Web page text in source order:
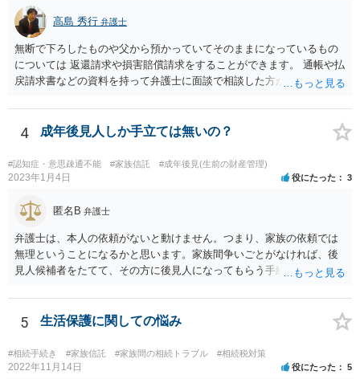
高島 秀行 弁護士
無断で下ろしたものや父から預かっていてそのままになっているもの
については 返還請求や損害賠償請求をすることができます。 通帳や払
戻請求書などの資料を持って弁護士に面談で相談した方がよいと思い
4 成年後見人しか手立ては無いの？
#認知症・意思疎通不能 #家族信託 #成年後見(生前の財産管理)
2023年1月4日 役にたった 3
匿名B 弁護士
弁護士は、本人の依頼がないと動けません。つまり、家族の依頼では
無理ということになるかと思います。家族間争いごとがなければ、後
見人候補者をたてて、その方に後見人になってもらう手続をすすめた
5 生活保護に関しての悩み
#相続手続き #家族信託 #家族間の相続トラブル #相続税対策
2022年11月14日 役にたった 5